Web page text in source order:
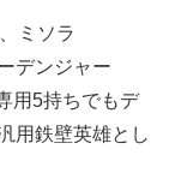
ミソラ
デンジャー
用5持ちでもデ
用鉄壁英雄とし